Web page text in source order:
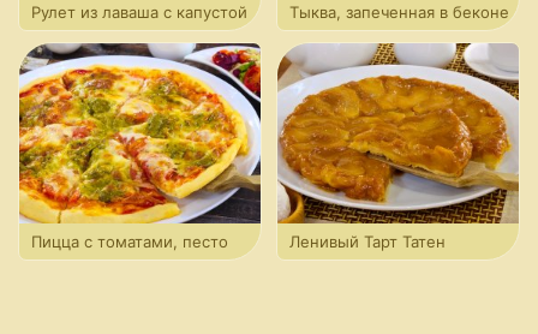
Рулет из лаваша с капустой Тыква, запеченная в беконе
Пицца с томатами, песто
Ленивый Тарт Татен